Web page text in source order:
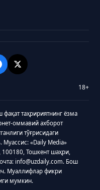
18+
таҳририятнинг ёзма
оммавий ахборот
тўғрисидаги
«Daily Media»
100180, Тошкент шаҳри,
info@uzdaily.com. Бош
Муаллифлар фикри
мумкин.